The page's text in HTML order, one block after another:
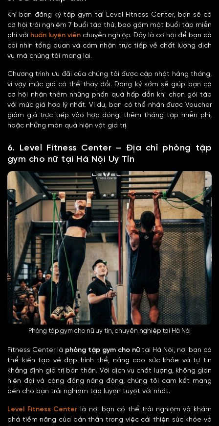
Khi bạn đăng ký tập gym tại Level Fitness Center, bạn sẽ có
cơ hội trải nghiệm 7 buổi tập thử, bao gồm một buổi tập miễn
phí với huấn luyện viên chuyên nghiệp. Đây là cơ hội để bạn có
cái nhìn tổng quan và cảm nhận trực tiếp về chất lượng dịch
vụ mà chúng tôi mang lại.
Chương trình ưu đãi của chúng tôi được cập nhật hàng tháng,
vì vậy mức giá có thể thay đổi. Đăng ký sớm sẽ giúp bạn có
cơ hội nhận thêm những phần quà hấp dẫn khi chọn gói tập
với mức giá hợp lý nhất. Ví dụ, bạn có thể nhận được Voucher
giảm giá trực tiếp vào hợp đồng, thêm tháng tập miễn phí,
hoặc những món quà hiện vật giá trị.
6. Level Fitness Center – Địa chỉ phòng tập
gym cho nữ tại Hà Nội Uy Tín
Phòng tập gym cho nữ uy tín, chuyên nghiệp tại Hà Nội
Fitness Center là phòng tập gym cho nữtại Hà Nội, nơi bạn có
thể kiến tạo vẻ đẹp hình thể, nâng cao sức khỏe và tự tin
khẳng định giá trị bản thân. Với dịch vụ chất lượng, không gian
hiện đại và cộng đồng năng động, chúng tôi cam kết mang
đến cho bạn trải nghiệm tập luyện tuyệt vời nhất.
Level Fitness Center là nơi bạn có thể trải nghiệm và khám
phá tiềm năng của bản thân trong việc cải thiện sức khỏe và